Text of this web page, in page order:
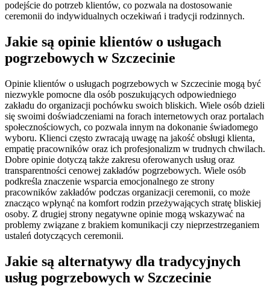
podejście do potrzeb klientów, co pozwala na dostosowanie
ceremonii do indywidualnych oczekiwań i tradycji rodzinnych.
Jakie są opinie klientów o usługach
pogrzebowych w Szczecinie
Opinie klientów o usługach pogrzebowych w Szczecinie mogą być
niezwykle pomocne dla osób poszukujących odpowiedniego
zakładu do organizacji pochówku swoich bliskich. Wiele osób dzieli
się swoimi doświadczeniami na forach internetowych oraz portalach
społecznościowych, co pozwala innym na dokonanie świadomego
wyboru. Klienci często zwracają uwagę na jakość obsługi klienta,
empatię pracowników oraz ich profesjonalizm w trudnych chwilach.
Dobre opinie dotyczą także zakresu oferowanych usług oraz
transparentności cenowej zakładów pogrzebowych. Wiele osób
podkreśla znaczenie wsparcia emocjonalnego ze strony
pracowników zakładów podczas organizacji ceremonii, co może
znacząco wpłynąć na komfort rodzin przeżywających stratę bliskiej
osoby. Z drugiej strony negatywne opinie mogą wskazywać na
problemy związane z brakiem komunikacji czy nieprzestrzeganiem
ustaleń dotyczących ceremonii.
Jakie są alternatywy dla tradycyjnych
usług pogrzebowych w Szczecinie